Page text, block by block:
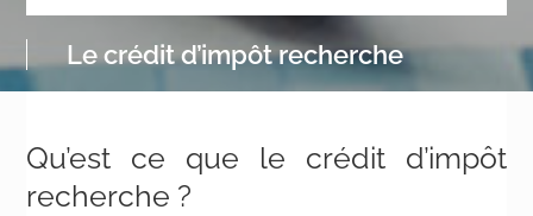
Le crédit d’impôt recherche
Qu’est ce que le crédit d’impôt
recherche ?